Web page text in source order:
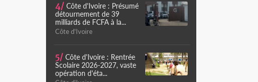
4/ Côte d'Ivoire : Présumé
détournement de 39
milliards de FCFA à la...
Côte d'Ivoire
5/ Côte d'Ivoire : Rentrée
Scolaire 2026-2027, vaste
opération d'éta...